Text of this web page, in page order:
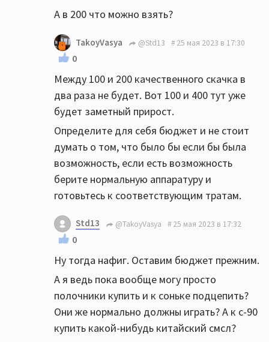
А в 200 что можно взять?
TakoyVasya @Std13 25 мая 2023 в 17:30
0
Между 100 и 200 качественного скачка в
два раза не будет. Вот 100 и 400 тут уже
будет заметный прирост.
Определите для себя бюджет и не стоит
думать о том, что было бы если бы была
возможность, если есть возможность
берите нормальную аппаратуру и
готовьтесь к соответствующим тратам.
Std13 @TakoyVasya 25 мая 2023 в 17:32
0
Ну тогда нафиг. Оставим бюджет прежним.
А я ведь пока вообще могу просто
полочники купить и к соньке подцепить?
Они же нормально должны играть? А к с-90
купить какой-нибудь китайский смсл?